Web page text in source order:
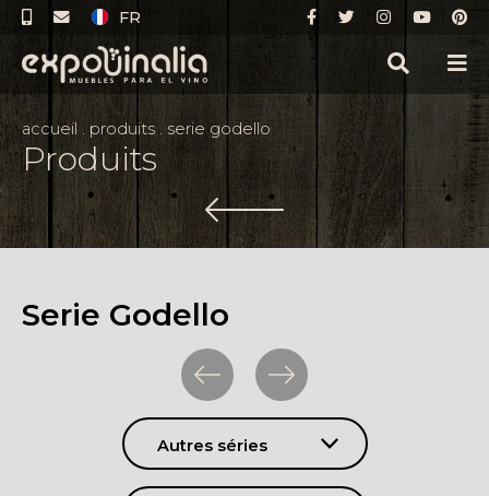
FR
accueil . produits. serie godello
Produits
Serie Godello
Autres séries